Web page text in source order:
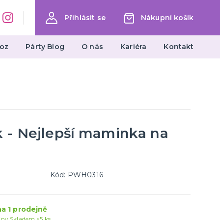
Přihlásit se Nákupní košík
Párty Blog O nás Kariéra Kontakt
- Nejlepší maminka na
Kód: PWH0316
1 prodejně